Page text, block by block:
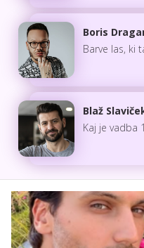
Boris
Barve las, ki
Blaž
Kaj je vadba